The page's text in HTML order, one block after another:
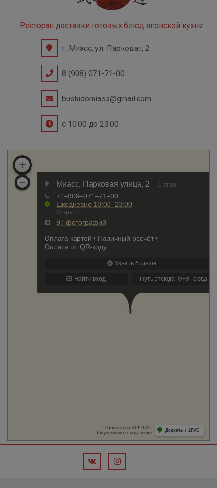
Ресторан доставки готовых блюд японской кухни
г. Миасс, ул. Парковая, 2
8 (908) 071-71-00
bushidomiass@gmail.com
с 10:00 до 23:00